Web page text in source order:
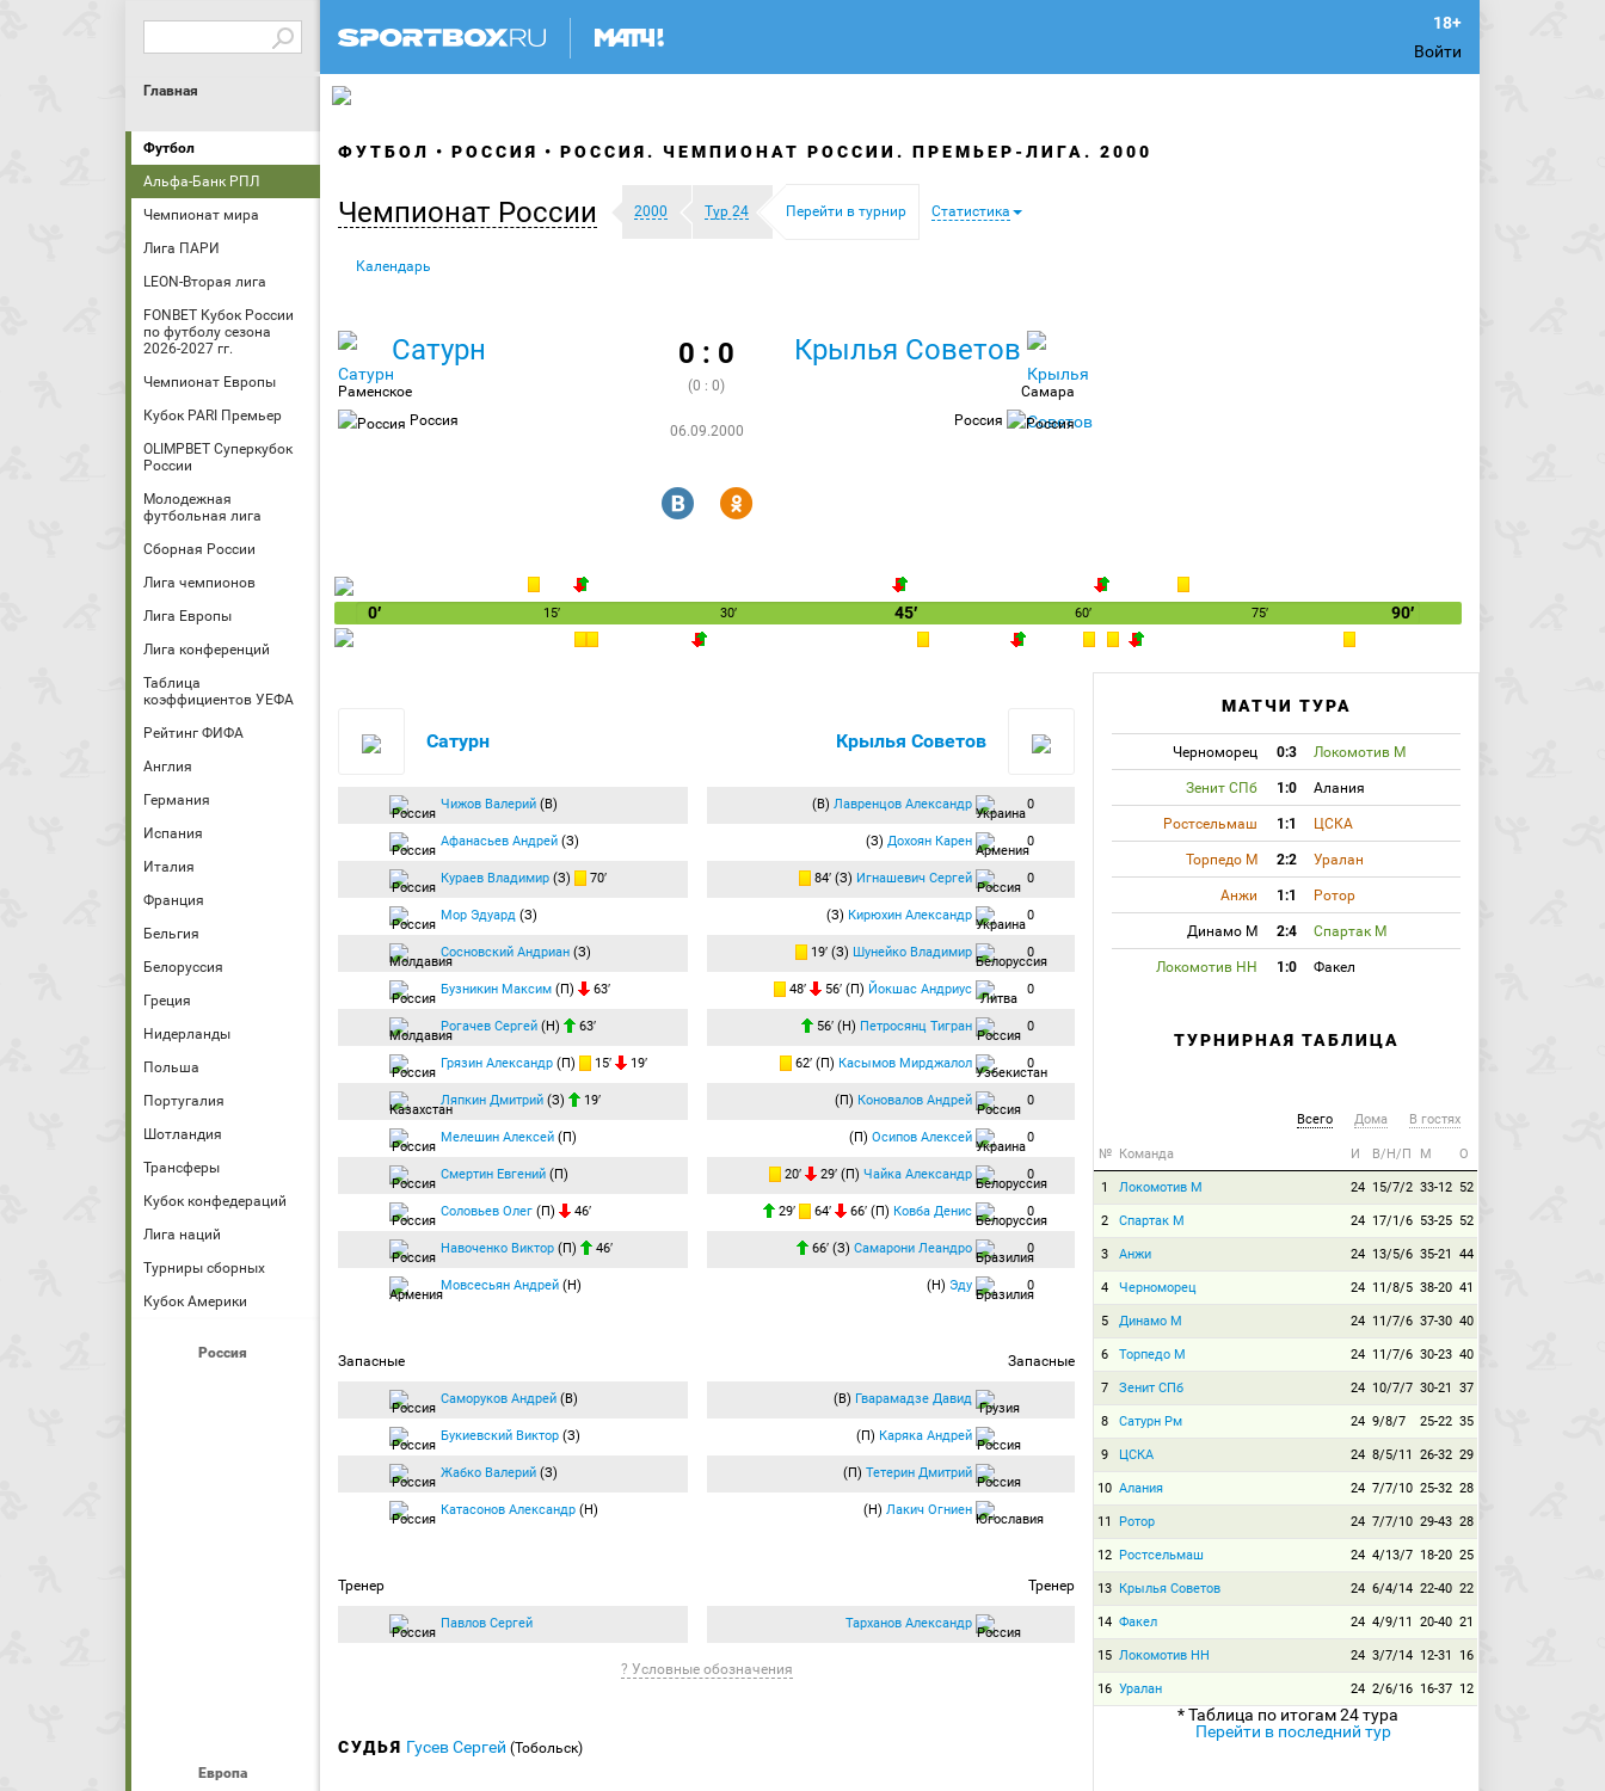
Войти
Главная
Футбол
Альфа-Банк РПЛ
Чемпионат мира
Лига ПАРИ
LEON-Вторая лига
FONBET Кубок России
по футболу сезона
2026-2027 гг.
Чемпионат Европы
Кубок PARI Премьер
OLIMPBET Суперкубок
России
Молодежная
футбольная лига
Сборная России
Лига чемпионов
Лига Европы
Лига конференций
Таблица
коэффициентов УЕФА
Рейтинг ФИФА
Англия
Германия
Испания
Италия
Франция
Бельгия
Белоруссия
Греция
Нидерланды
Польша
Португалия
Шотландия
Трансферы
Кубок конфедераций
Лига наций
Турниры сборных
Кубок Америки
Россия
Европа
ФУТБОЛ РОССИЯ РОССИЯ. ЧЕМПИОНАТ РОССИИ. ПРЕМЬЕР-ЛИГА. 2000
Чемпионат России 2000 Тур 24 Перейти в турнир Статистика
Календарь
Сатурн
Раменское
Россия
0 : 0
(0 : 0)
06.09.2000
Крылья Советов
Самара
Россия
R Y
0′ 15′ 30′ 45′ 60′ 75′ 90′
Сатурн
Чижов Валерий (В)
Афанасьев Андрей (З)
Кураев Владимир (З) 70′
Мор Эдуард (З)
Сосновский Андриан (З)
Бузникин Максим (П) 63′
Рогачев Сергей (Н) 63′
Грязин Александр (П) 15′ 19′
Ляпкин Дмитрий (З) 19′
Мелешин Алексей (П)
Смертин Евгений (П)
Соловьев Олег (П) 46′
Навоченко Виктор (П) 46′
Мовсесьян Андрей (Н)
Запасные
Саморуков Андрей (В)
Букиевский Виктор (З)
Жабко Валерий (З)
Катасонов Александр (Н)
Тренер
Павлов Сергей
Крылья Советов
(В) Лавренцов Александр 0
(З) Дохоян Карен 0
84′ (З) Игнашевич Сергей 0
(З) Кирюхин Александр 0
19′ (З) Шунейко Владимир 0
48′ 56′ (П) Йокшас Андриус 0
56′ (Н) Петросянц Тигран 0
62′ (П) Касымов Мирджалол 0
(П) Коновалов Андрей 0
(П) Осипов Алексей 0
20′ 29′ (П) Чайка Александр 0
29′ 64′ 66′ (П) Ковба Денис 0
66′ (З) Самарони Леандро 0
(Н) Эду 0
Запасные
(В) Гварамадзе Давид
(П) Каряка Андрей
(П) Тетерин Дмитрий
(Н) Лакич Огниен
Тренер
Тарханов Александр
? Условные обозначения
СУДЬЯ Гусев Сергей (Тобольск)
МАТЧИ ТУРА
Черноморец 0:3 Локомотив М
Зенит СПб 1:0 Алания
Ростсельмаш 1:1 ЦСКА
Торпедо М 2:2 Уралан
Анжи 1:1 Ротор
Динамо М 2:4 Спартак М
Локомотив НН 1:0 Факел
ТУРНИРНАЯ ТАБЛИЦА
Всего Дома В гостях
№ Команда И В/Н/П М О
1 Локомотив М 24 15/7/2 33-12 52
2 Спартак М 24 17/1/6 53-25 52
3 Анжи 24 13/5/6 35-21 44
4 Черноморец 24 11/8/5 38-20 41
5 Динамо М 24 11/7/6 37-30 40
6 Торпедо М 24 11/7/6 30-23 40
7 Зенит СПб 24 10/7/7 30-21 37
8 Сатурн Рм 24 9/8/7 25-22 35
9 ЦСКА 24 8/5/11 26-32 29
10 Алания 24 7/7/10 25-32 28
11 Ротор 24 7/7/10 29-43 28
12 Ростсельмаш 24 4/13/7 18-20 25
13 Крылья Советов 24 6/4/14 22-40 22
14 Факел 24 4/9/11 20-40 21
15 Локомотив НН 24 3/7/14 12-31 16
16 Уралан 24 2/6/16 16-37 12
* Таблица по итогам 24 тура
Перейти в последний тур